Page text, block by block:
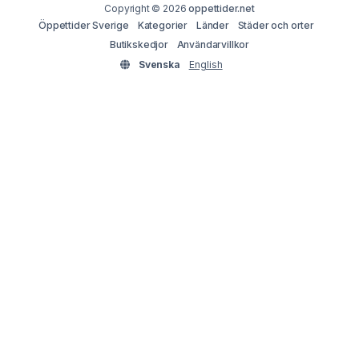
Copyright © 2026oppettider.net
Öppettider Sverige
Kategorier Länder
Städer och orter
Butikskedjor
Användarvillkor
Svenska
English